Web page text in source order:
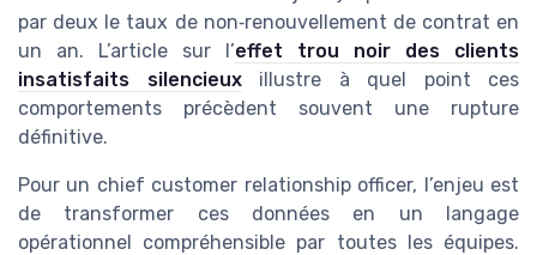
par deux le taux de non‑renouvellement de contrat en
un an. L’article sur l’effet trou noir des clients
insatisfaits silencieuxillustre à quel point ces
comportements précèdent souvent une rupture
définitive.
Pour un chief customer relationship officer, l’enjeu est
de transformer ces données en un langage
opérationnel compréhensible par toutes les équipes.